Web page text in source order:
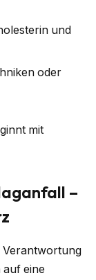
und
oder
mit
–
Verantwortung
auf eine